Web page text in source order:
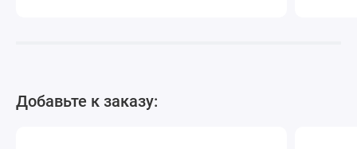
Добавьте к заказу: